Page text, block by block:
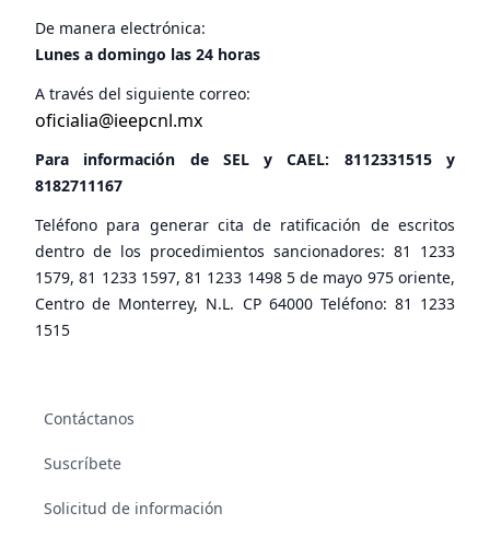
De manera electrónica:
Lunes a domingo las 24 horas
A través del siguiente correo:
oficialia@ieepcnl.mx
Para información de SEL y CAEL: 8112331515y
8182711167
Teléfono para generar cita de ratificación de escritos
dentro de los procedimientos sancionadores: 81 1233
1579, 81 1233 1597, 81 1233 1498 5 de mayo 975 oriente,
Centro de Monterrey, N.L. CP 64000 Teléfono: 81 1233
1515
Contáctanos
Suscríbete
Solicitud de información